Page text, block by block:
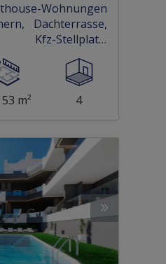
Wohnungen
Dachterrasse,
Stellplatz,
und Beachclub nur
m² 4